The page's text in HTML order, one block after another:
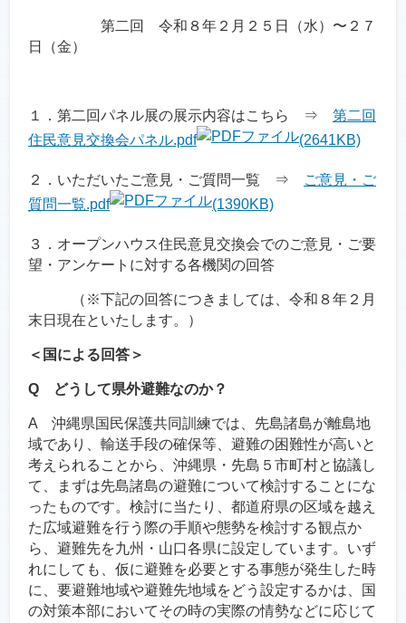
第二回 令和８年２月２５日（水）〜２７
日（金）
１．第二回パネル展の展示内容はこちら ⇒ 第二回
住民意見交換会パネル.pdf
(2641KB)
２．いただいたご意見・ご質問一覧 ⇒
ご意見・ご
質問一覧.pdf
(1390KB)
３．オープンハウス住民意見交換会でのご意見・ご要
望・アンケートに対する各機関の回答
（※下記の回答につきましては、令和８年２月
末日現在といたします。）
＜国による回答＞
Q どうして県外避難なのか？
A 沖縄県国民保護共同訓練では、先島諸島が離島地
域であり、輸送手段の確保等、避難の困難性が高いと
考えられることから、沖縄県・先島５市町村と協議し
て、まずは先島諸島の避難について検討することにな
ったものです。検討に当たり、都道府県の区域を越え
た広域避難を行う際の手順や態勢を検討する観点か
ら、避難先を九州・山口各県に設定しています。いず
れにしても、仮に避難を必要とする事態が発生した時
に、要避難地域や避難先地域をどう設定するかは、国
の対策本部においてその時の実際の情勢などに応じて